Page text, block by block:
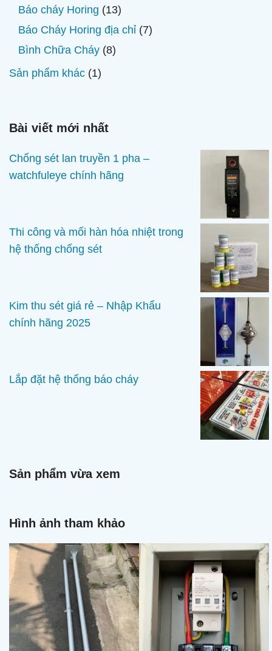
sản
phẩm
Báo cháy Horing 1313
sản
Báo Cháy Horing địa chỉ 77
Bình Chữa Cháy 88
Sản phẩm khác 11
Bài viết mới nhất
Chống sét lan truyền 1 pha –
watchfuleye chính hãng
Thi công và mối hàn hóa nhiệt trong
hệ thống chống sét
Kim thu sét giá rẻ – Nhập Khẩu
chính hãng 2025
Lắp đặt hệ thống báo cháy
Sản phẩm vừa xem
Hình ảnh tham khảo